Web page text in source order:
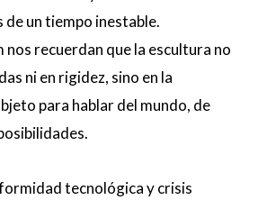
un tiempo inestable.
nos recuerdan que la escultura no
ni en rigidez, sino en la
para hablar del mundo, de
tecnológica y crisis